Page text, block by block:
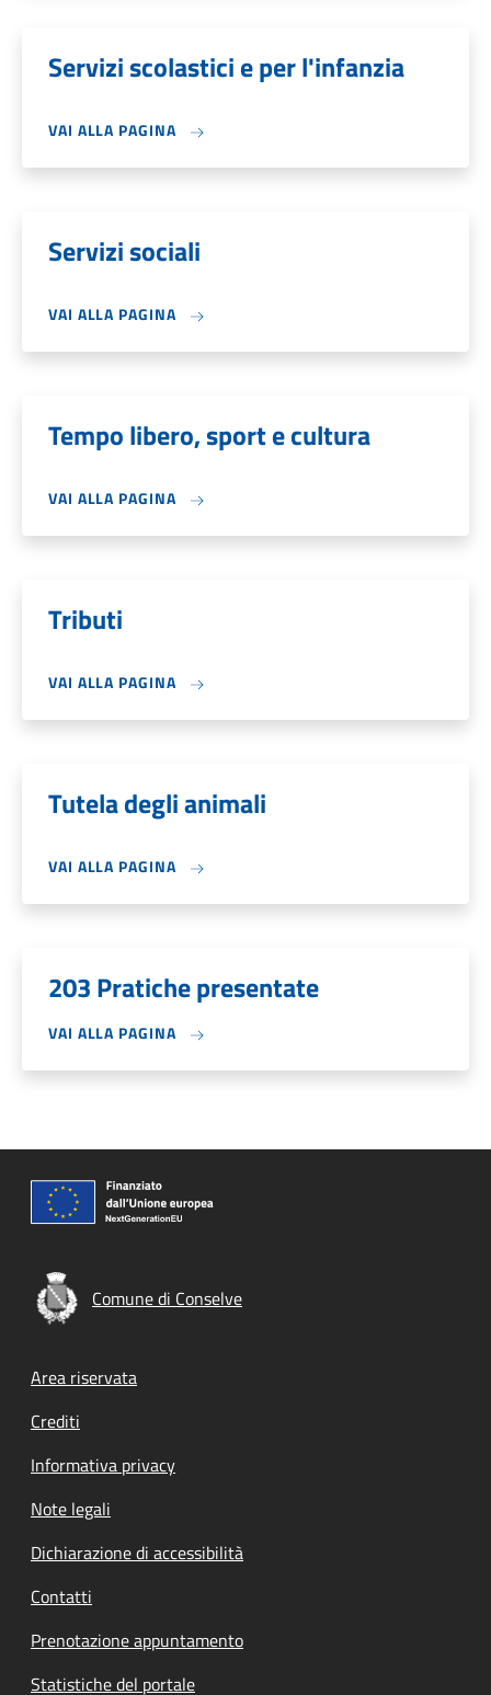
Servizi scolastici e per l'infanzia
VAI ALLA PAGINA
Servizi sociali
VAI ALLA PAGINA
Tempo libero, sport e cultura
VAI ALLA PAGINA
Tributi
VAI ALLA PAGINA
Tutela degli animali
VAI ALLA PAGINA
203 Pratiche presentate
VAI ALLA PAGINA
Comune di Conselve
Footer menu
Area riservata
Crediti
Informativa privacy
Note legali
Dichiarazione di accessibilità
Contatti
Prenotazione appuntamento
Statistiche del portale